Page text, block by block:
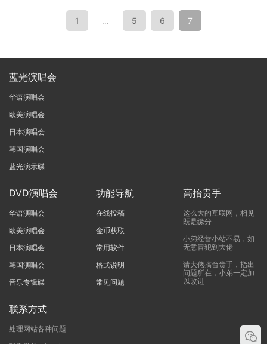
1 … 5 6 7
蓝光演唱会
华语演唱会
欧美演唱会
日本演唱会
韩国演唱会
蓝光演示碟
DVD演唱会
华语演唱会
欧美演唱会
日本演唱会
韩国演唱会
音乐专辑碟
功能导航
在线投稿
金币获取
常用软件
格式说明
常见问题
高抬贵手
这么大的互联网，相见
既是缘分
小弟经营小站不易，如
无意冒犯到大佬
请大佬搞台贵手，指出
问题所在，小弟一定加
以改进
联系方式
处理网站各种问题